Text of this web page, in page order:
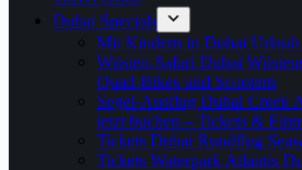
Dubai Specials
Mit Kindern in Dubai Urlaub
Wüsten-Safari Dubai
Quad-Bikes und Scootern
Segel-Ausflug Dubai Creek
jetzt buchen – Tickets &
Tickets Dubai Rundflug
Tickets Waterpark Atlantis